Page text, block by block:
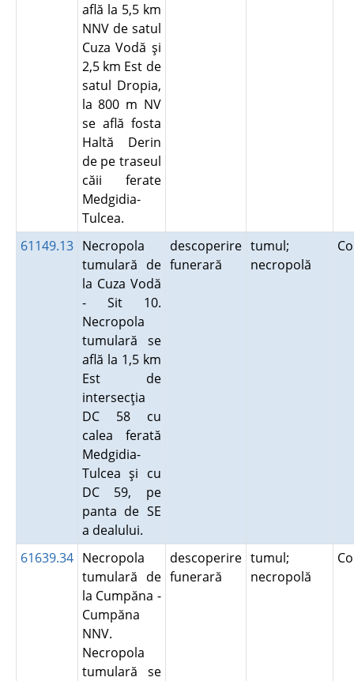
află la 5,5 km
NNV de satul
Cuza Vodă şi
2,5 km Est de
satul Dropia,
la 800 m NV
se află fosta
Haltă Derin
de pe traseul
căii ferate
Medgidia-
Tulcea.
61149.13 Necropola
tumulară de
la Cuza Vodă
- Sit 10.
Necropola
tumulară se
află la 1,5 km
Est de
intersecţia
DC 58 cu
calea ferată
Medgidia-
Tulcea şi cu
DC 59, pe
panta de SE
a dealului.
descoperire
funerară
tumul;
necropolă
61639.34 Necropola
tumulară de
la Cumpăna -
Cumpăna
NNV.
Necropola
tumulară se
descoperire
funerară
tumul;
necropolă